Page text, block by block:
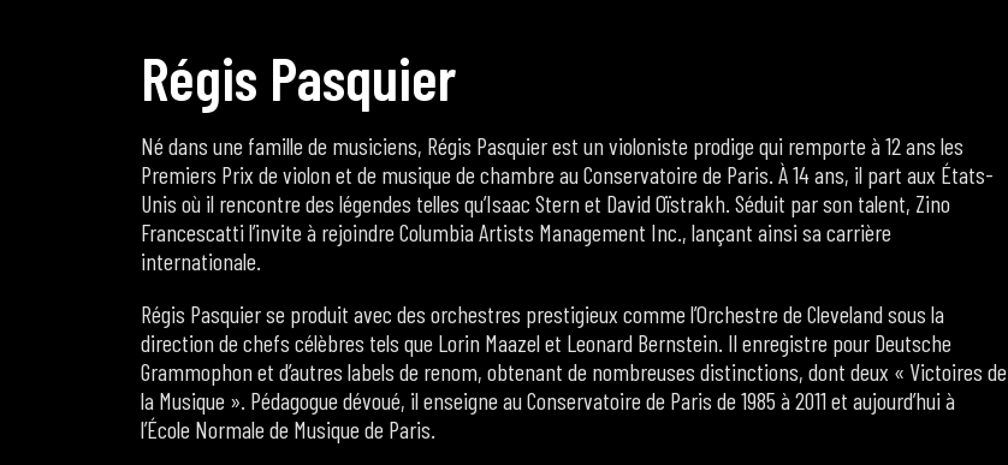
Régis Pasquier
Né dans une famille de musiciens, Régis Pasquier est un violoniste prodige qui remporte à 12 ans les
Premiers Prix de violon et de musique de chambre au Conservatoire de Paris. À 14 ans, il part aux États-
Unis où il rencontre des légendes telles qu’Isaac Stern et David Oïstrakh. Séduit par son talent, Zino
Francescatti l’invite à rejoindre Columbia Artists Management Inc., lançant ainsi sa carrière
internationale.
Régis Pasquier se produit avec des orchestres prestigieux comme l’Orchestre de Cleveland sous la
direction de chefs célèbres tels que Lorin Maazel et Leonard Bernstein. Il enregistre pour Deutsche
Grammophon et d’autres labels de renom, obtenant de nombreuses distinctions, dont deux « Victoires de
la Musique ». Pédagogue dévoué, il enseigne au Conservatoire de Paris de 1985 à 2011 et aujourd’hui à
l’École Normale de Musique de Paris.